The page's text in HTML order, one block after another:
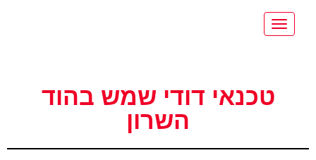
תפריט
טכנאי דודי שמש בהוד
השרון